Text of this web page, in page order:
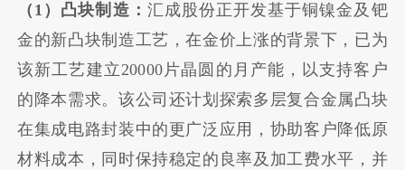
（1）凸块制造： 汇成股份正开发基于铜镍金及钯
金的新凸块制造工艺，在金价上涨的背景下，已为
该新工艺建立20000片晶圆的月产能，以支持客户
的降本需求。该公司还计划探索多层复合金属凸块
在集成电路封装中的更广泛应用，协助客户降低原
材料成本，同时保持稳定的良率及加工费水平，并